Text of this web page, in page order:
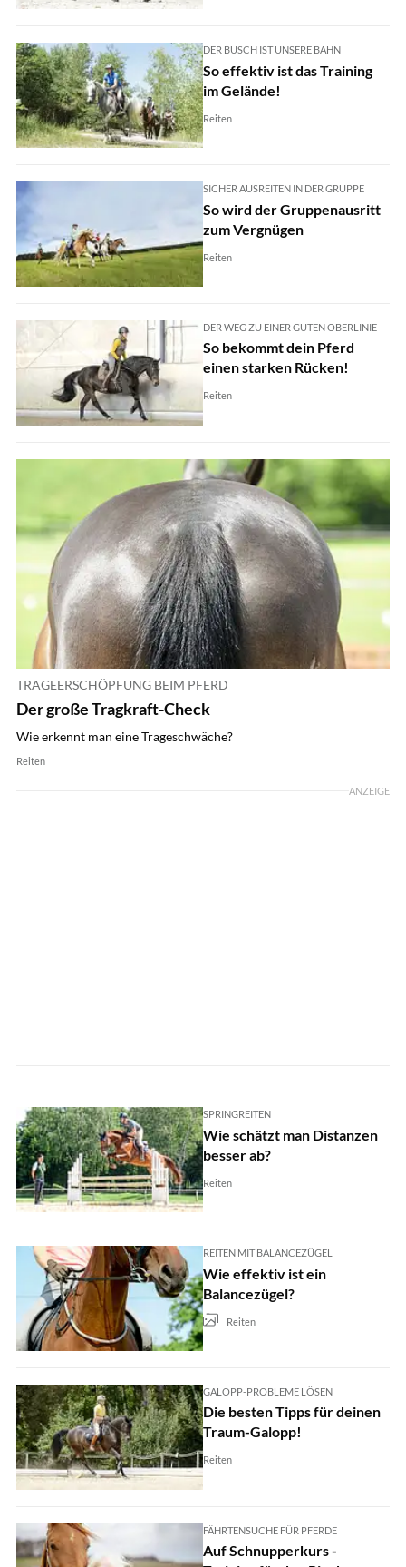
DER BUSCH IST UNSERE BAHN
So effektiv ist das Training
im Gelände!
Reiten
SICHER AUSREITEN IN DER GRUPPE
So wird der Gruppenausritt
zum Vergnügen
Reiten
DER WEG ZU EINER GUTEN OBERLINIE
So bekommt dein Pferd
einen starken Rücken!
Reiten
TRAGEERSCHÖPFUNG BEIM PFERD
Der große Tragkraft-Check
Wie erkennt man eine Trageschwäche?
Reiten
ANZEIGE
SPRINGREITEN
Wie schätzt man Distanzen
besser ab?
Reiten
REITEN MIT BALANCEZÜGEL
Wie effektiv ist ein
Balancezügel?
Reiten
GALOPP-PROBLEME LÖSEN
Die besten Tipps für deinen
Traum-Galopp!
Reiten
FÄHRTENSUCHE FÜR PFERDE
Auf Schnupperkurs -